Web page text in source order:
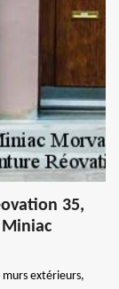
35,
murs extérieurs,